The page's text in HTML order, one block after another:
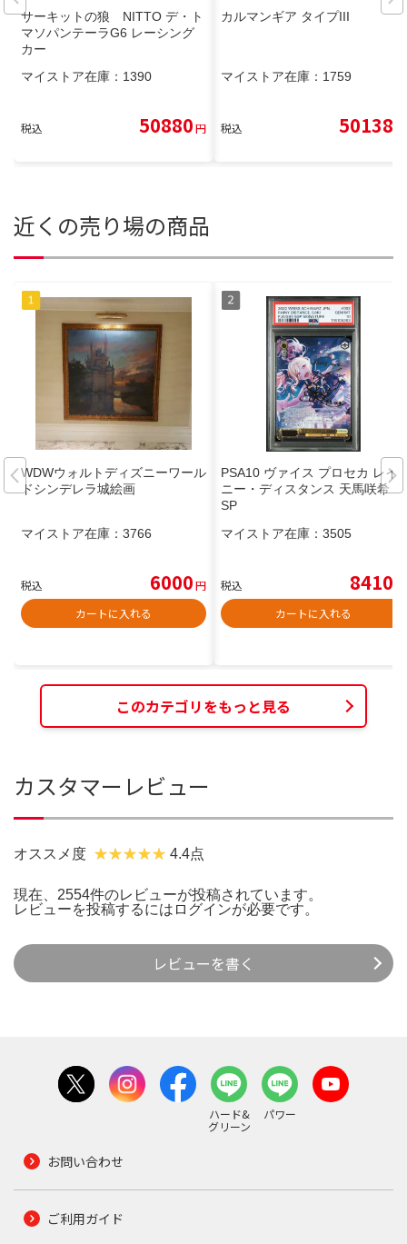
サーキットの狼 NITTO デ・ト
マソパンテーラG6 レーシング
カー
マイストア在庫： 1390
税込 50880円
カルマンギア タイプIII
マイストア在庫： 1759
税込 50138
近くの売り場の商品
WDWウォルトディズニーワール
ドシンデレラ城絵画
マイストア在庫： 3766
税込 6000円
カートに入れる
PSA10 ヴァイス プロセカ レイ
ニー・ディスタンス 天馬咲希 S
SP
マイストア在庫： 3505
税込 8410
カートに入れる
このカテゴリをもっと見る
カスタマーレビュー
オススメ度 4.4点
現在、2554件のレビューが投稿されています。
レビューを投稿するには ログインが必要です。
レビューを書く
ハード&
グリーン
パワー
お問い合わせ
ご利用ガイド